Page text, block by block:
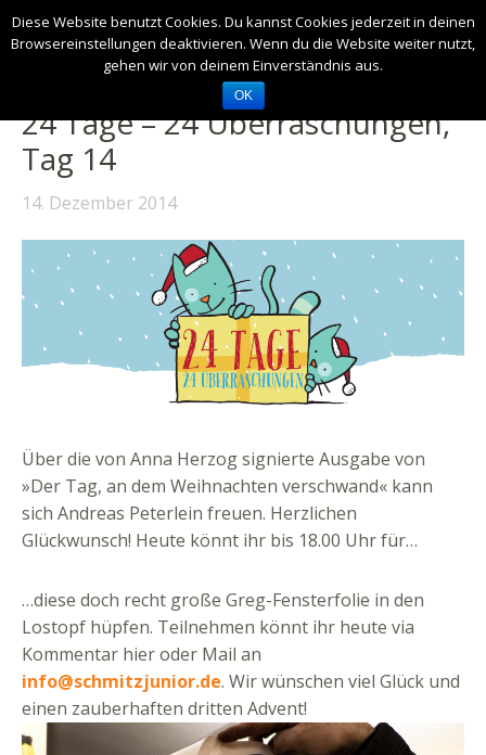
24 Tage – 24 Überraschungen,
Tag 14
14. Dezember 2014
Über die von Anna Herzog signierte Ausgabe von
»Der Tag, an dem Weihnachten verschwand« kann
sich Andreas Peterlein freuen. Herzlichen
Glückwunsch! Heute könnt ihr bis 18.00 Uhr für…
…diese doch recht große Greg-Fensterfolie in den
Lostopf hüpfen. Teilnehmen könnt ihr heute via
Kommentar hier oder Mail an
info@schmitzjunior.de. Wir wünschen viel Glück und
einen zauberhaften dritten Advent!
Diese Website benutzt Cookies. Du kannst Cookies jederzeit in deinen
Browsereinstellungen deaktivieren. Wenn du die Website weiter nutzt,
gehen wir von deinem Einverständnis aus.
OK